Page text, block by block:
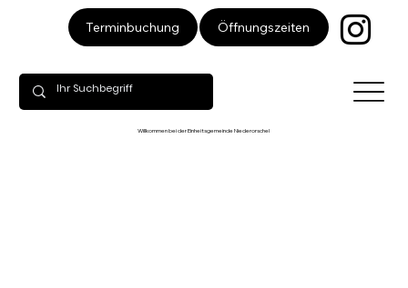
Terminbuchung Öffnungszeiten
Willkommen bei der Einheitsgemeinde Niederorschel